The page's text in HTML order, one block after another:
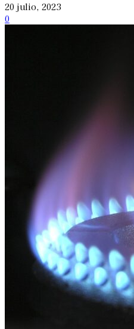
20 julio, 2023
0